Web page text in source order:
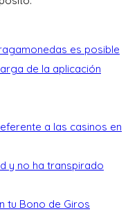
es posible
de la aplicación
a las casinos en
y no ha transpirado
tu Bono de Giros